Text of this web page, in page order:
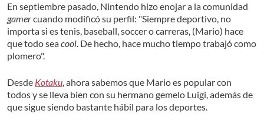
En septiembre pasado, Nintendo hizo enojar a la comunidad
gamercuando modificó su perfil: "Siempre deportivo, no
importa si es tenis, baseball, soccer o carreras, (Mario) hace
que todo seacool. De hecho, hace mucho tiempo trabajó como
plomero".
Desde Kotaku, ahora sabemos que Mario es popular con
todos y se lleva bien con su hermano gemelo Luigi, además de
que sigue siendo bastante hábil para los deportes.